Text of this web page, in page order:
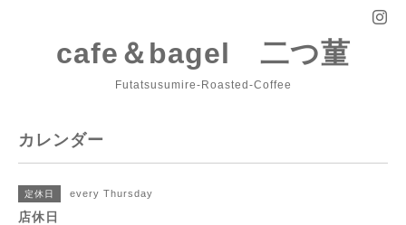
cafe＆bagel 二つ菫
Futatsusumire-Roasted-Coffee
カレンダー
定休日 every Thursday
店休日